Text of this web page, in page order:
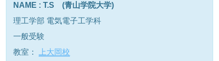
NAME : T.S (青山学院大学)
理工学部 電気電子工学科
一般受験
教室：
上大岡校